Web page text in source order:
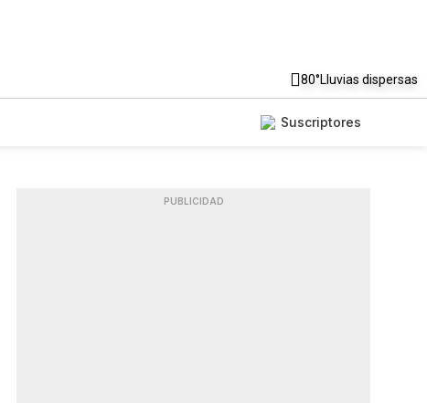
80°Lluvias dispersas
Suscriptores
PUBLICIDAD